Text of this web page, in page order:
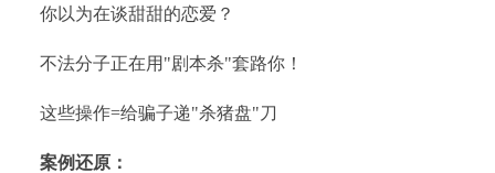
你以为在谈甜甜的恋爱？
不法分子正在用"剧本杀"套路你！
这些操作=给骗子递"杀猪盘"刀
案例还原：